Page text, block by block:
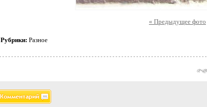
« Предыдущее фото
Рубрики: Разное